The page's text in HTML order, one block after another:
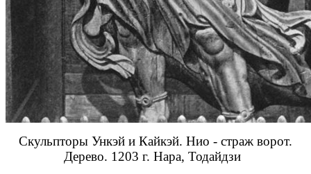
Скульпторы Ункэй и Кайкэй. Нио - страж ворот.
Дерево. 1203 г. Нара, Тодайдзи